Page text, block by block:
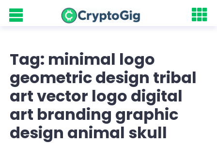
Tag: minimal logo
geometric design tribal
art vector logo digital
art branding graphic
design animal skull